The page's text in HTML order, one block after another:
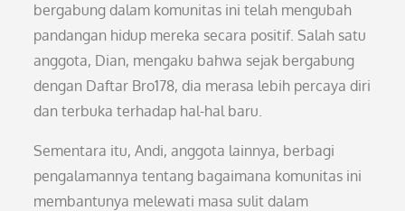
bergabung dalam komunitas ini telah mengubah
pandangan hidup mereka secara positif. Salah satu
anggota, Dian, mengaku bahwa sejak bergabung
dengan Daftar Bro178, dia merasa lebih percaya diri
dan terbuka terhadap hal-hal baru.
Sementara itu, Andi, anggota lainnya, berbagi
pengalamannya tentang bagaimana komunitas ini
membantunya melewati masa sulit dalam